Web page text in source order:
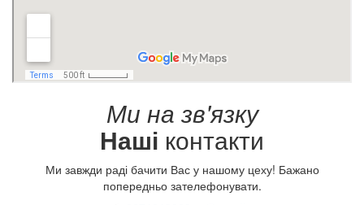
Ми на зв'язку
Наші контакти
Ми завжди раді бачити Вас у нашому цеху! Бажано
попередньо зателефонувати.